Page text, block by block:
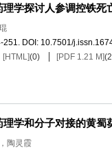
理学探讨人参调控铁死
251. DOI: 10.7501/
[HTML](0) [PDF 1.21 M](
理学和分子对接的黄
陶灵霞